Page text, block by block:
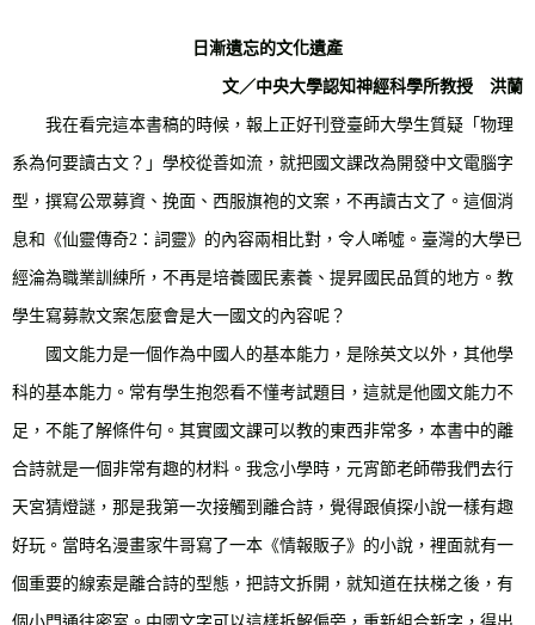
日漸遺忘的文化遺產
文／中央大學認知神經科學所教授 洪蘭
我在看完這本書稿的時候，報上正好刊登臺師大學生質疑「物理
系為何要讀古文？」學校從善如流，就把國文課改為開發中文電腦字
型，撰寫公眾募資、挽面、西服旗袍的文案，不再讀古文了。這個消
息和《仙靈傳奇2 ：詞靈》的內容兩相比對，令人唏噓。臺灣的大學已
經淪為職業訓練所，不再是培養國民素養、提昇國民品質的地方。教
學生寫募款文案怎麼會是大一國文的內容呢？
國文能力是一個作為中國人的基本能力，是除英文以外，其他學
科的基本能力。常有學生抱怨看不懂考試題目，這就是他國文能力不
足，不能了解條件句。其實國文課可以教的東西非常多，本書中的離
合詩就是一個非常有趣的材料。我念小學時，元宵節老師帶我們去行
天宮猜燈謎，那是我第一次接觸到離合詩，覺得跟偵探小說一樣有趣
好玩。當時名漫畫家牛哥寫了一本《情報販子》的小說，裡面就有一
個重要的線索是離合詩的型態，把詩文拆開，就知道在扶梯之後，有